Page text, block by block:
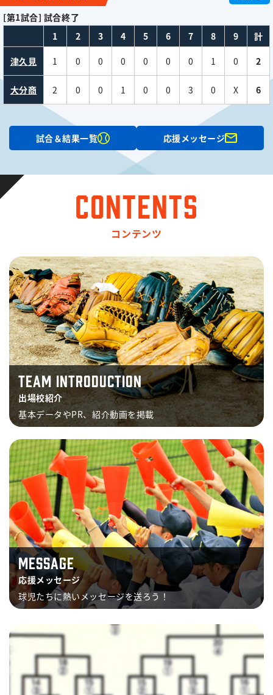
試合＆結果一覧 応援メッセージ
CONTENTS
コンテンツ
TEAM INTRODUCTION
出場校紹介
基本データやPR、紹介動画を掲載
MESSAGE
応援メッセージ
球児たちに熱いメッセージを送ろう！